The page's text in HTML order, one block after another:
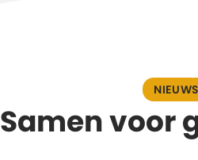
NIEUWS
Samen voor